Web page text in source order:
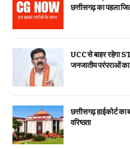
छत्तीसगढ़ का पहला
UCC से बाहर रहेगा
जनजातीय परंपराओं का
छत्तीसगढ़ हाईकोर्ट का
वरिष्ठता